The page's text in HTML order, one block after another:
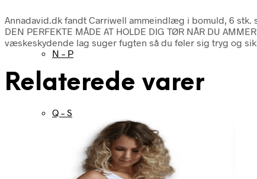
N – P
Q – S
Annadavid.dk fandt Carriwell ammeindlæg i bomuld, 6 stk.
DEN PERFEKTE MÅDE AT HOLDE DIG TØR NÅR DU
væskeskydende lag suger fugten så du føler sig tryg og
Relaterede varer